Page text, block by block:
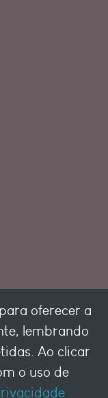
oferecer a
lembrando
Ao clicar
o uso de